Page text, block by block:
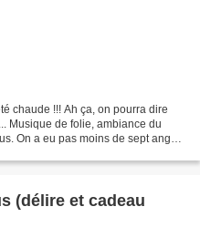
chaude !!! Ah ça, on pourra dire
Musique de folie, ambiance du
On a eu pas moins de sept anges,
(délire et cadeau